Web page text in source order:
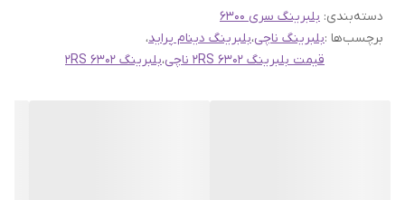
دسته‌بندی: بلبرینگ سری 6300
برچسب‌ها :بلبرینگ ناچی،بلبرینگ دینام پراید،
قیمت بلبرینگ 6302 2RS ناچی
،بلبرینگ 6302 2RS